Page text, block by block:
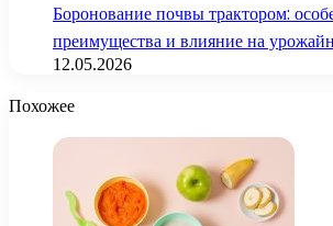
Боронование почвы трактором:
преимущества и влияние на
12.05.2026
Похожее